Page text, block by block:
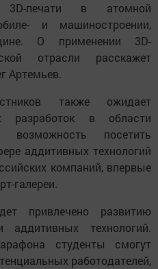
3D-печати в атомной
и машиностроении,
О применении 3D-
отрасли расскажет
Артемьев.
также ожидает
разработок в области
возможность посетить
аддитивных технологий
компаний, впервые
галереи.
привлечено развитию
аддитивных технологий.
студенты смогут
работодателей,